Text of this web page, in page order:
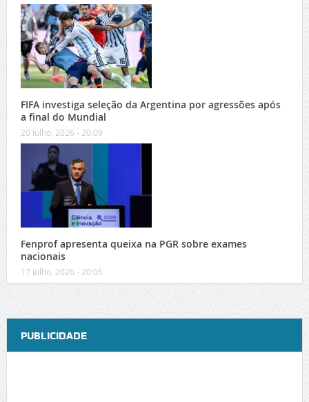
FIFA investiga seleção da Argentina por agressões após
a final do Mundial
20 Julho, 2026 - 20:09
Fenprof apresenta queixa na PGR sobre exames
nacionais
17 Julho, 2026 - 20:05
PUBLICIDADE